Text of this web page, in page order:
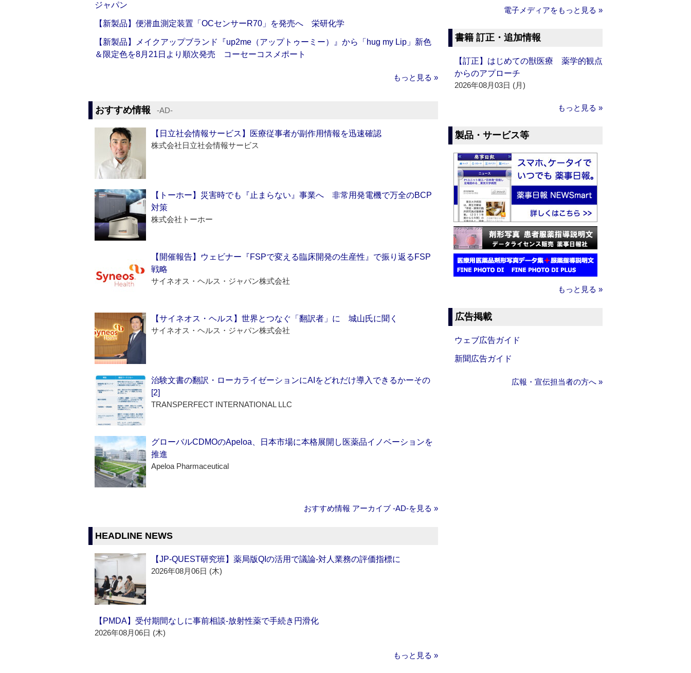
ジャパン
【新製品】便潜血測定装置「OCセンサーR70」を発売へ 栄研化学
【新製品】メイクアップブランド『up2me（アップトゥーミー）』から「hug my Lip」新色
＆限定色を8月21日より順次発売 コーセーコスメポート
もっと見る »
おすすめ情報 ‐AD‐
【日立社会情報サービス】医療従事者が副作用情報を迅速確認
株式会社日立社会情報サービス
【トーホー】災害時でも『止まらない』事業へ 非常用発電機で万全のBCP
対策
株式会社トーホー
【開催報告】ウェビナー『FSPで変える臨床開発の生産性』で振り返るFSP
戦略
サイネオス・ヘルス・ジャパン株式会社
【サイネオス・ヘルス】世界とつなぐ「翻訳者」に 城山氏に聞く
サイネオス・ヘルス・ジャパン株式会社
治験文書の翻訳・ローカライゼーションにAIをどれだけ導入できるかーその
[2]
TRANSPERFECT INTERNATIONAL LLC
グローバルCDMOのApeloa、日本市場に本格展開し医薬品イノベーションを
推進
Apeloa Pharmaceutical
おすすめ情報 アーカイブ ‐AD‐を見る »
HEADLINE NEWS
【JP-QUEST研究班】薬局版QIの活用で議論‐対人業務の評価指標に
2026年08月06日 (木)
【PMDA】受付期間なしに事前相談‐放射性薬で手続き円滑化
2026年08月06日 (木)
もっと見る »
電子メディアをもっと見る »
書籍 訂正・追加情報
【訂正】はじめての獣医療 薬学的観点
からのアプローチ
2026年08月03日 (月)
もっと見る »
製品・サービス等
もっと見る »
広告掲載
ウェブ広告ガイド
新聞広告ガイド
広報・宣伝担当者の方へ »